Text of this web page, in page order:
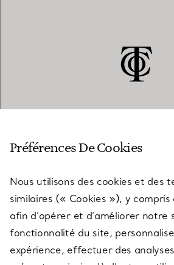
SERVICES
À PROPOS
Préférences De Cookies
Nous utilisons des cookies et des
similaires (« Cookies »), y compris
afin d’opérer et d’améliorer notre
fonctionnalité du site,
expérience, effectuer des